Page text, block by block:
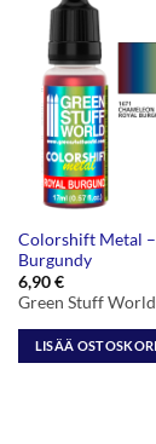
Colorshift Metal –
Burgundy
6,90€
Green Stuff
LISÄÄ